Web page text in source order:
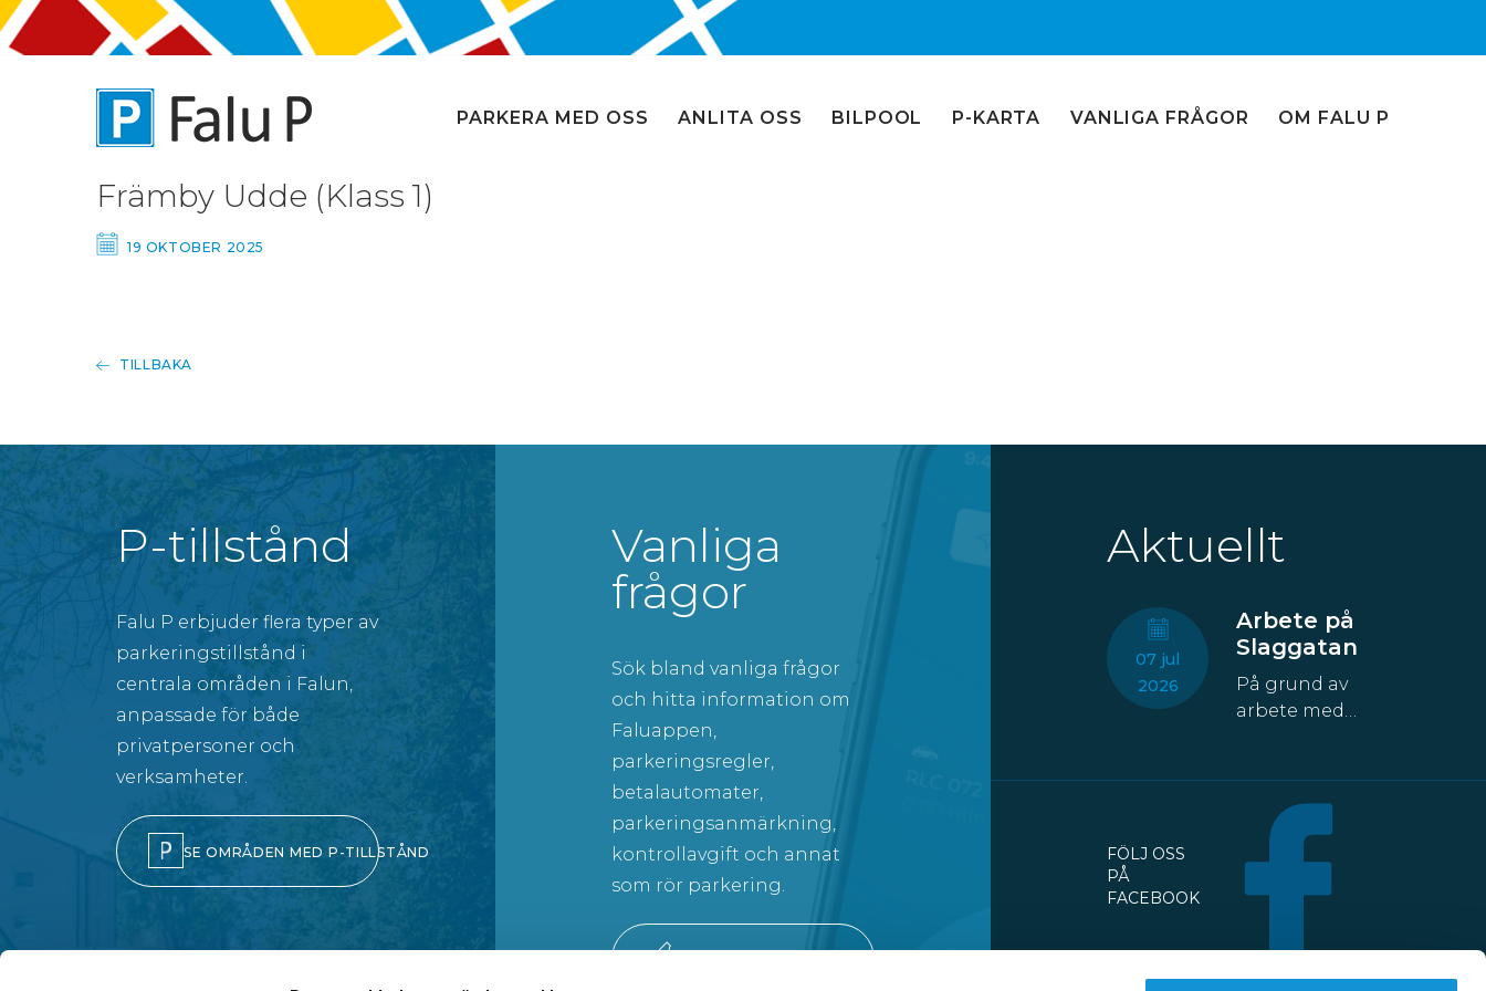
PARKERA MED OSS ANLITA OSS BILPOOL P-KARTA VANLIGA FRÅGOR OM FALU P
Främby Udde (Klass 1)
19 OKTOBER 2025
TILLBAKA
P-tillstånd
Falu P erbjuder flera typer av
parkeringstillstånd i
centrala områden i Falun,
anpassade för både
privatpersoner och
verksamheter.
SE OMRÅDEN MED P-TILLSTÅND
Vanliga
frågor
Sök bland vanliga frågor
och hitta information om
Faluappen,
parkeringsregler,
betalautomater,
parkeringsanmärkning,
kontrollavgift och annat
som rör parkering.
Aktuellt
07 jul
2026
Arbete på
Slaggatan
På grund av
arbete med
att temporärt
försvinna från
Slaggatan. På
nordöstra
Slaggatan
enligt
FÖLJ OSS
PÅ
FACEBOOK